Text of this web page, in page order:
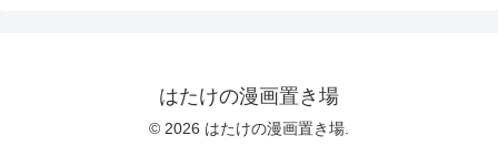
はたけの漫画置き場
© 2026 はたけの漫画置き場.